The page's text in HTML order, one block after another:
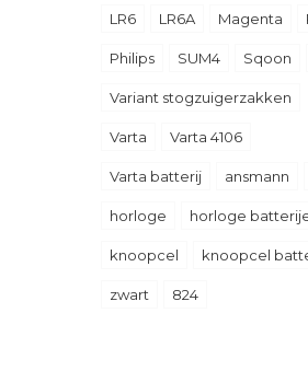
LR6 LR6A Magenta
Philips SUM4 Sqoon
Variant stogzuigerzakken
Varta Varta 4106
Varta batterij ansmann
horloge horloge
knoopcel knoopcel
zwart 824